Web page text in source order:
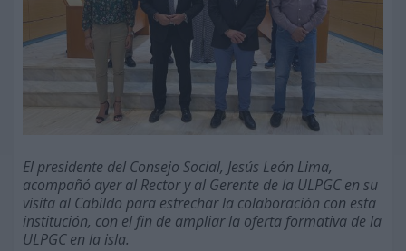
El presidente del Consejo Social, Jesús León Lima,
acompañó ayer al Rector y al Gerente de la ULPGC en su
visita al Cabildo para estrechar la colaboración con esta
institución, con el fin de ampliar la oferta formativa de la
ULPGC en la isla.